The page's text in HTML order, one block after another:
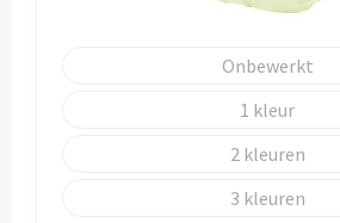
Onbewerkt
1
2
3